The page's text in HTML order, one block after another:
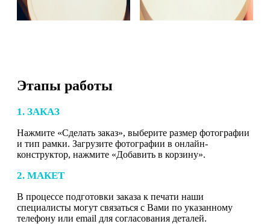
Этапы работы
1. ЗАКАЗ
Нажмите «Сделать заказ», выберите размер фотографии
и тип рамки. Загрузите фотографии в онлайн-
конструктор, нажмите «Добавить в корзину».
2. МАКЕТ
В процессе подготовки заказа к печати наши
специалисты могут связаться с Вами по указанному
телефону или email для согласования деталей.